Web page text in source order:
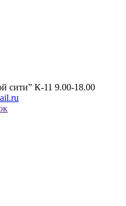
сити” К-11 9.00-18.00